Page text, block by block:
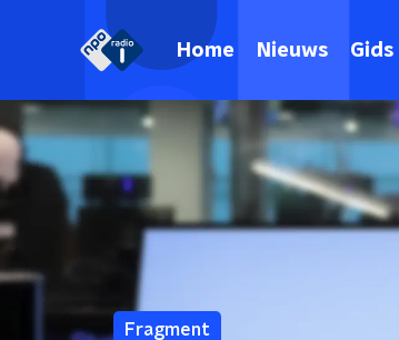
Home Nieuws Gids
Fragment